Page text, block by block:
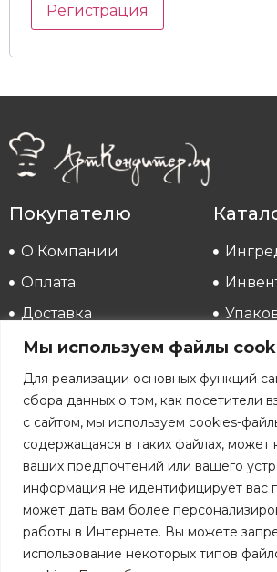
Мы используем файлы
Для реализации основных функций
сбора данных о том, как посетители
с сайтом, мы используем cookies-
содержащаяся в таких файлах, может
ваших предпочтений или вашего
информация не идентифицирует вас
может дать вам более
работы в Интернете. Вы можете
использование некоторых типов
Регистрация
Покупателю
О Компании
Оплата
Доставка
Аккаунт
Реквизиты
ИП Ханеня Наталья Владимировна
В торговом реестре с 15.10.2018
Республика Беларусь
202181, Минская обл, Вилейский
ул.Криничная, д.2
Пн-Пт: с 9:00 до 17:00
Последняя пятница месяца с